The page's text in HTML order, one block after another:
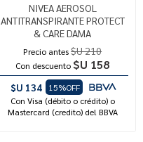
NIVEA AEROSOL
ANTITRANSPIRANTE PROTECT
& CARE DAMA
Precio antes$U 210
Con descuento $U 158
$U 134
15%OFF
Con Visa (débito o crédito) o
Mastercard (credito) del BBVA